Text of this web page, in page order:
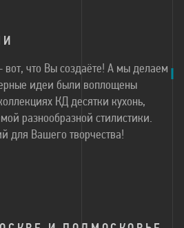
вот, что Вы создаёте! А мы делаем
идеи были воплощены
КД десятки кухонь,
разнообразной стилистики.
для Вашего творчества!